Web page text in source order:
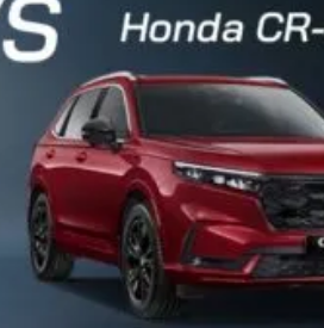
untuk
Sarat Cita
1